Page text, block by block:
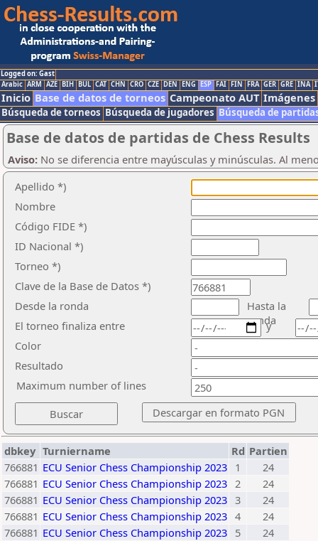
Logged on: Gast
Arabic ARM AZE BIH BUL CAT CHN CRO CZE DEN ENG ESP FAI FIN FRA GER GRE INA
Inicio Base de datos de torneos Campeonato AUT Imágenes
Búsqueda de torneos Búsqueda de jugadores Búsqueda de
Base de datos de partidas de Chess Results
Aviso: No se diferencia entre mayúsculas y minúsculas. Al
Apellido *)
Nombre
Código FIDE *)
ID Nacional *)
Torneo *)
Clave de la Base de Datos *)
Desde la ronda
Hasta la
ronda
El torneo finaliza entre
Color
Resultado
y
Maximum number of lines
dbkey Turniername Rd Partien
766881 ECU Senior Chess Championship 2023 1
24
766881 ECU Senior Chess Championship 2023 2
24
766881 ECU Senior Chess Championship 2023 3
24
766881 ECU Senior Chess Championship 2023 4
24
766881 ECU Senior Chess Championship 2023 5
24